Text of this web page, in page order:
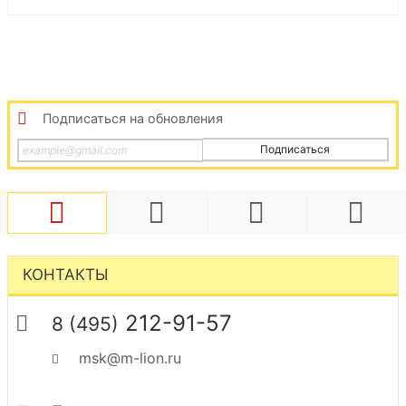
Подписаться на обновления
Подписаться
КОНТАКТЫ
8 (495) 212-91-57
msk@m-lion.ru